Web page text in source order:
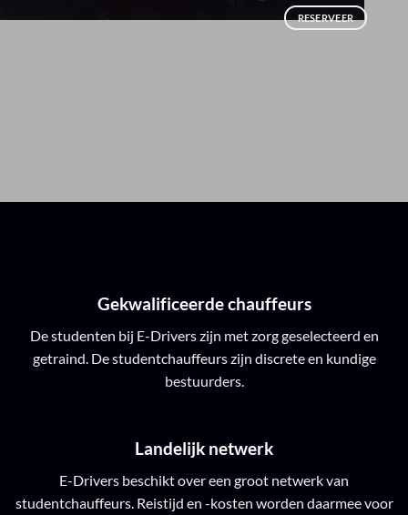
RESERVEER
Gekwalificeerde chauffeurs
De studenten bij E-Drivers zijn met zorg geselecteerd en
getraind. De studentchauffeurs zijn discrete en kundige
bestuurders.
Landelijk netwerk
E-Drivers beschikt over een groot netwerk van
studentchauffeurs. Reistijd en -kosten worden daarmee voor